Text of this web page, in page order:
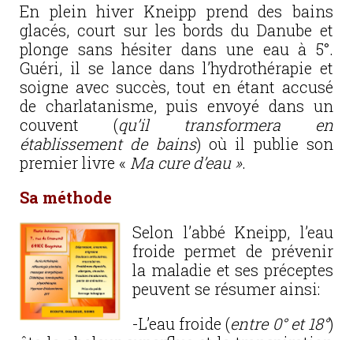
En plein hiver Kneipp prend des bains
glacés, court sur les bords du Danube et
plonge sans hésiter dans une eau à 5°.
Guéri, il se lance dans l’hydrothérapie et
soigne avec succès, tout en étant accusé
de charlatanisme, puis envoyé dans un
couvent (qu’il transformera en
établissement de bains) où il publie son
premier livre « Ma cure d’eau ».
Sa méthode
Selon l’abbé Kneipp, l’eau
froide permet de prévenir
la maladie et ses préceptes
peuvent se résumer ainsi:
-L’eau froide (entre 0° et 18°)